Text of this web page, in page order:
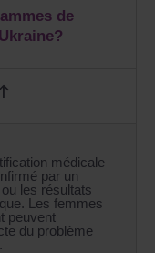
de
médicale
par un
les résultats
Les femmes
peuvent
du problème